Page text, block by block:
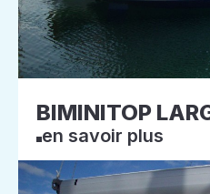
BIMINITOP
en savoir plus